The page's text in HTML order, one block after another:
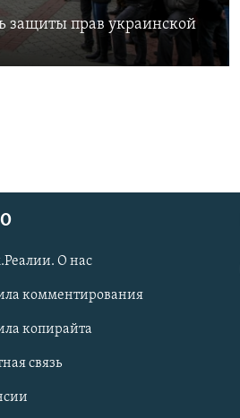
защиты прав украинской
О нас
комментирования
копирайта
связь